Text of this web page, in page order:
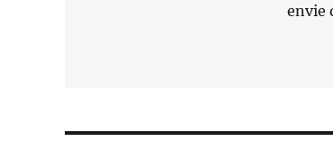
envie